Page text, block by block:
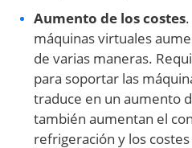
Aumento de los costes
máquinas virtuales
de varias maneras.
para soportar las
traduce en un aumento
también aumentan el
refrigeración y los